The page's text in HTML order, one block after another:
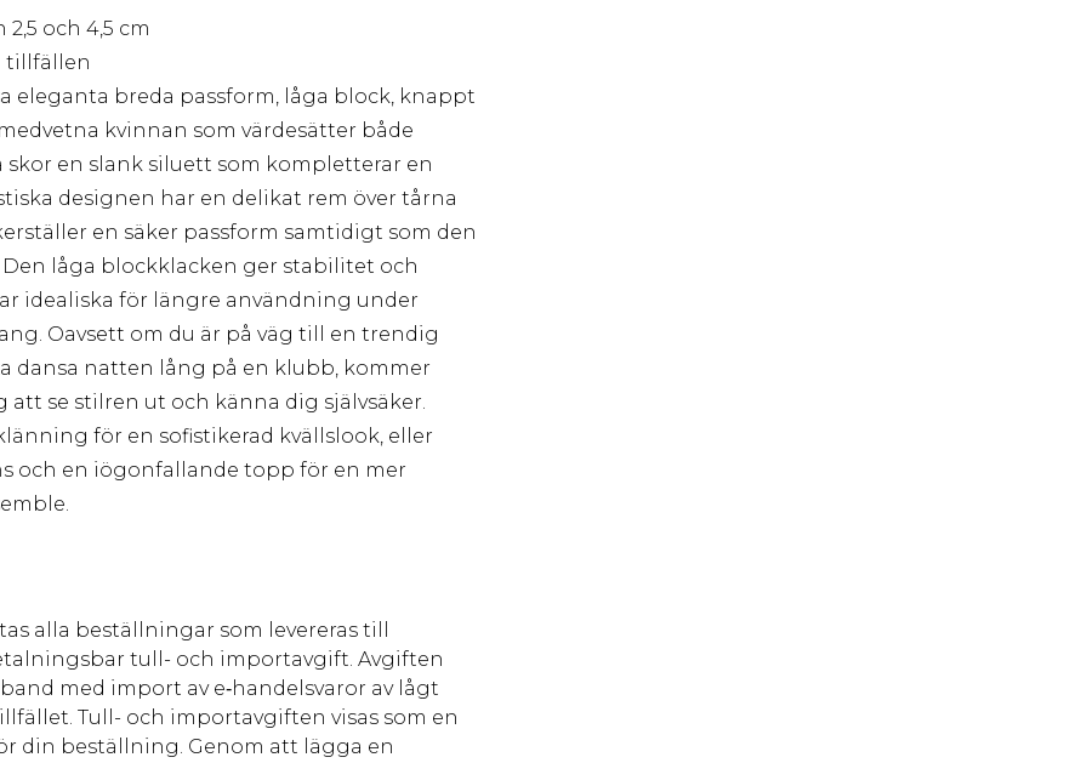
och 4,5 cm
tillfällen
eleganta breda passform, låga block, knappt
kvinnan som värdesätter både
en slank siluett som kompletterar en
designen har en delikat rem över tårna
en säker passform samtidigt som den
låga blockklacken ger stabilitet och
idealiska för längre användning under
Oavsett om du är på väg till en trendig
dansa natten lång på en klubb, kommer
se stilren ut och känna dig självsäker.
för en sofistikerad kvällslook, eller
och en iögonfallande topp för en mer
alla beställningar som levereras till
tull- och importavgift. Avgiften
med import av e‑handelsvaror av lågt
Tull- och importavgiften visas som en
din beställning. Genom att lägga en